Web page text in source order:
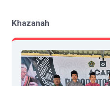
Khazanah